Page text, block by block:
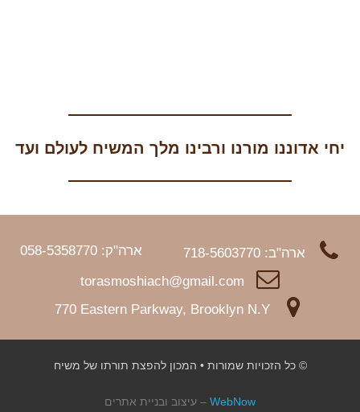
יחי אדוננו מורנו ורבינו מלך המשיח לעולם ועד
ארה"ב: 718-5603770
ארה"ק: 058-5358770
torasmoshiach@gmail.com
770 Eastern Parkway, Brooklyn N.Y
© כל הזכויות שמורות • המכון להפצת תורתו של משיח
WebNow – עיצוב ובניית אתרים